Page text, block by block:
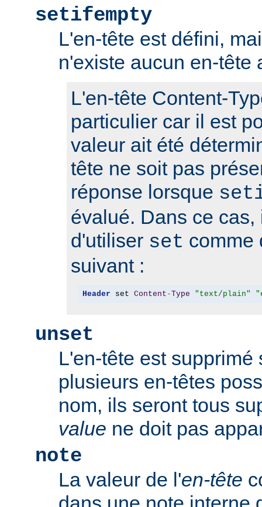
setifempty
L'en-tête est défini,
n'existe aucun en-tête
L'en-tête Content-
particulier car il est
valeur ait été
tête ne soit pas
réponse lorsque
évalué. Dans ce
d'utiliser set comme
suivant :
Header set Content -Type "text/plain"
unset
L'en-tête est supprimé
plusieurs en-têtes
nom, ils seront tous
value ne doit pas
note
La valeur de l'en-tête